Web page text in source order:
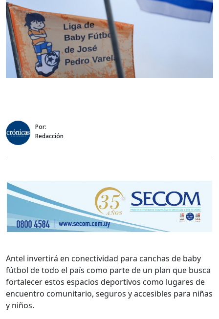
Por:
Redacción
Antel invertirá en conectividad para canchas de baby
fútbol de todo el país como parte de un plan que busca
fortalecer estos espacios deportivos como lugares de
encuentro comunitario, seguros y accesibles para niñas
y niños.